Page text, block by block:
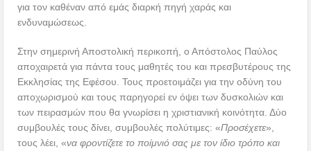
για τον καθέναν από εμάς διαρκή πηγή χαράς και
ενδυναμώσεως.
Στην σημερινή Αποστολική περικοπή, ο Απόστολος Παύλος
αποχαιρετά για πάντα τους μαθητές του και πρεσβυτέρους της
Εκκλησίας της Εφέσου. Τους προετοιμάζει για την οδύνη του
αποχωρισμού και τους παρηγορεί εν όψει των δυσκολιών και
των πειρασμών που θα γνωρίσει η χριστιανική κοινότητα. Δύο
συμβουλές τους δίνει, συμβουλές πολύτιμες: «Προσέχετε»,
τους λέει, «να φροντίζετε το ποίμνιό σας με τον ίδιο τρόπο και